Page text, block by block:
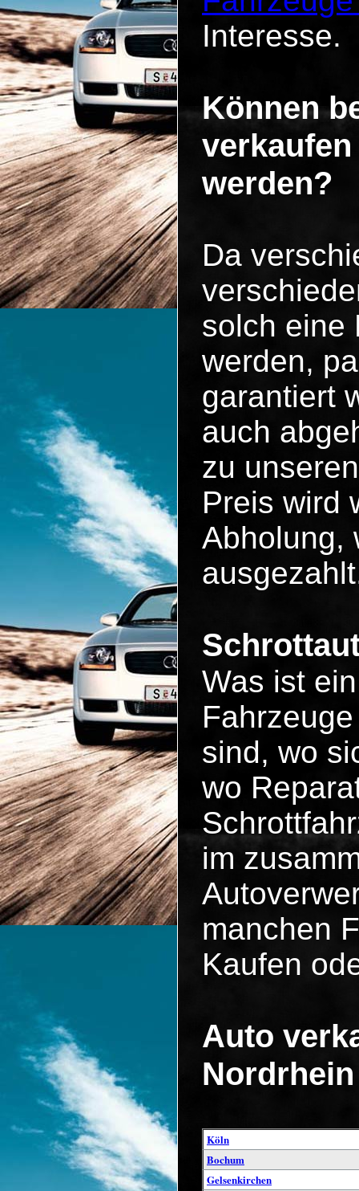
Interesse.
Können
werden?
Da
solch eine
werden,
garantiert
auch
zu
Preis wird
Abholung,
Was ist
sind, wo
wo
im
manchen
Kaufen
Auto
Köln
Bochum
Gelsenkirchen